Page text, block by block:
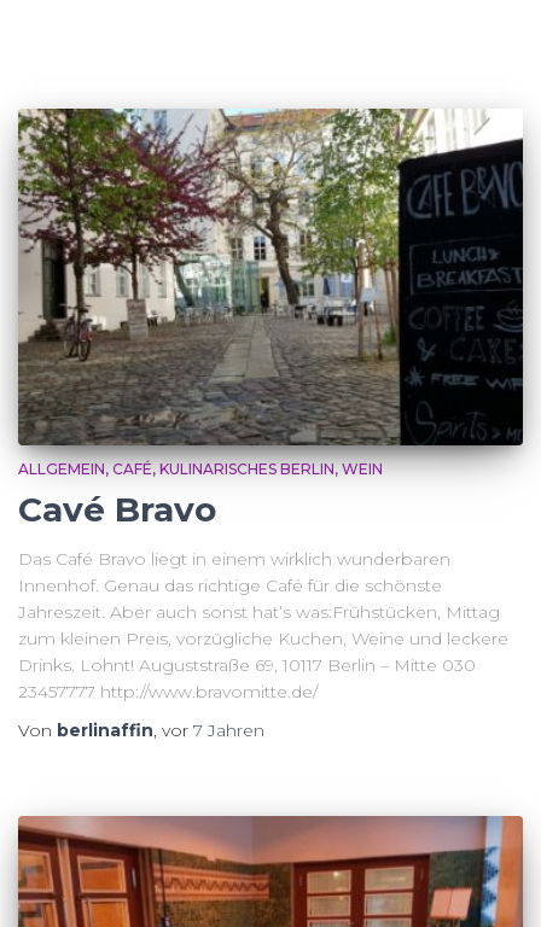
ALLGEMEIN CAFÉ KULINARISCHES BERLIN WEIN
Cavé Bravo
Das Café Bravo liegt in einem wirklich wunderbaren
Innenhof. Genau das richtige Café für die schönste
Jahreszeit. Aber auch sonst hat’s was:Frühstücken, Mittag
zum kleinen Preis, vorzügliche Kuchen, Weine und leckere
Drinks. Lohnt! Auguststraße 69, 10117 Berlin – Mitte 030
23457777 http://www.bravomitte.de/
Von berlinaffin, vor 7 Jahren